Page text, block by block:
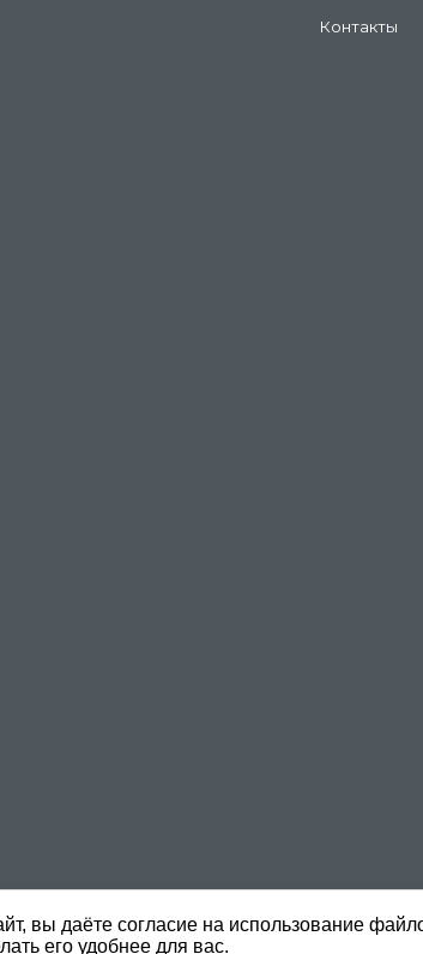
вы даёте согласие на использование
его удобнее для вас.
Контакты